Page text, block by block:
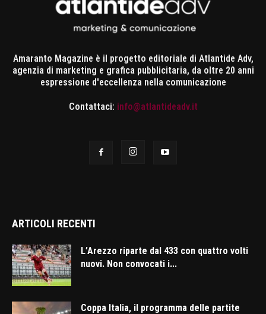
Amaranto Magazine è il progetto editoriale di Atlantide Adv,
agenzia di marketing e grafica pubblicitaria, da oltre 20 anni
espressione d'eccellenza nella comunicazione
Contattaci: info@atlantideadv.it
ARTICOLI RECENTI
L’Arezzo riparte dal 433 con quattro volti
nuovi. Non convocati i...
Coppa Italia, il programma delle partite